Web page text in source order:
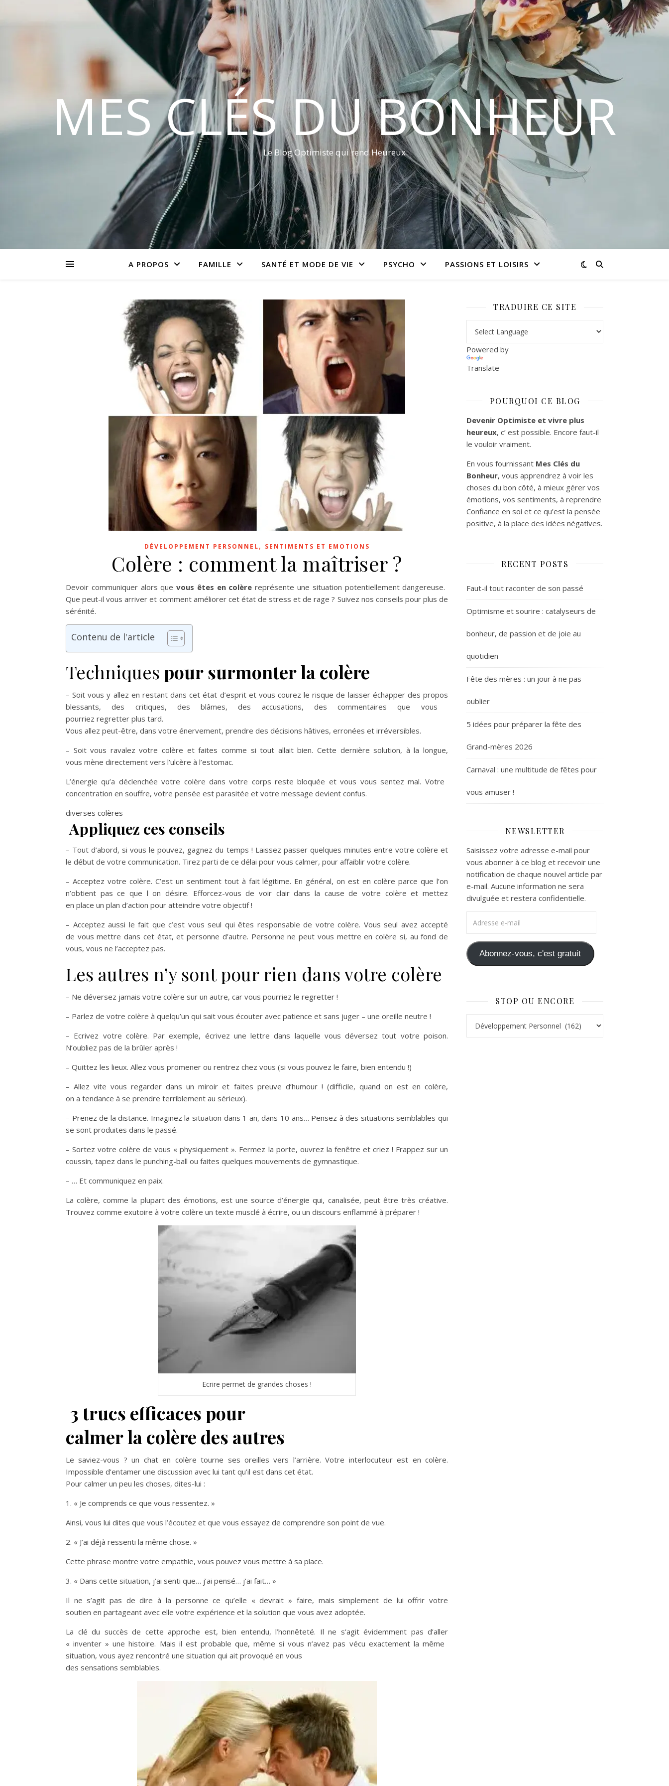
MES CLÉS DU BONHEUR
Le Blog Optimiste qui rend Heureux
A PROPOS FAMILLE SANTÉ ET MODE DE VIE PSYCHO PASSIONS ET LOISIRS
DÉVELOPPEMENT PERSONNEL, SENTIMENTS ET EMOTIONS
Colère : comment la maîtriser ?
Devoir communiquer alorsquevous êtes en colère représente une situation potentiellement dangereuse.
Que peut-il vous arriver et comment améliorer cet état de stress et de rage ? Suivez nos conseils pour plus de
sérénité.
Contenu de l'article
Techniquespour surmonter la colère
– Soit vous y allez en restant dans cet état d’esprit et vous courez le risque de laisser échapper des propos
blessants, des critiques, des blâmes, des accusations, des commentaires que vous
pourriez regretter plus tard.
Vous allez peut-être, dans votre énervement, prendre des décisions hâtives, erronées et irréversibles.
– Soit vous ravalez votrecolère et faites comme si tout allait bien. Cette dernière solution, à lalongue,
vous mène directement vers l’ulcère à l’estomac.
L’énergie qu’a déclenchéevotre colère dans votre corps reste bloquée et vous vous sentez mal. Votre
concentration en souffre, votre pensée est parasitée et votre message devient confus.
diverses colères
Appliquez ces conseils
– Tout d’abord, si vous lepouvez, gagnez du temps ! Laissez passer quelques minutes entre votre colère et
le début de votre communication. Tirez parti de ce délai pour vous calmer, pour affaiblir votre colère.
– Acceptez votre colère. C’est un sentiment tout à fait légitime. En général, onest en colère parce que l’on
n’obtient pas ce que l on désire. Efforcez-vous de voir clair dans la causede votre colère et mettez
en place un plan d’action pour atteindre votre objectif!
– Acceptez aussi le fait que c’est vous seul qui êtes responsable de votre colère. Vous seul avez accepté
de vous mettre dans cet état, et personne d’autre. Personne ne peut vous mettre en colère si, au fondde
vous, vous ne l’acceptez pas.
Les autres n’y sont pour rien dans votre colère
– Ne déversez jamais votre colère sur un autre, car vous pourriez le regretter !
– Parlez de votre colère à quelqu’un qui sait vous écouter avec patience et sans juger – une oreille neutre !
– Ecrivez votre colère. Parexemple, écrivez une lettre dans laquelle vous déverseztout votre poison.
N’oubliez pas de la brûler après !
– Quittez les lieux. Allez vous promener ou rentrez chez vous (si vous pouvez le faire, bien entendu !)
– Allez vite vous regarderdans un miroir et faites preuve d’humour ! (difficile, quand on est encolère,
on a tendance à se prendre terriblement au sérieux).
– Prenez de la distance. Imaginez la situation dans 1 an, dans 10 ans… Pensez à des situations semblables qui
se sont produites dans le passé.
– Sortez votre colère devous « physiquement ». Fermez la porte, ouvrez la fenêtre et criez ! Frappez sur un
coussin, tapez dans le punching-ball ou faites quelques mouvements de gymnastique.
– … Et communiquez en paix.
La colère, comme la plupart des émotions, est une source d’énergie qui, canalisée, peut être très créative.
Trouvez comme exutoire à votre colère un texte musclé à écrire, ou un discours enflammé à préparer !
Ecrire permet de grandes choses !
3 trucs efficaces pour
calmer la colère des autres
Le saviez-vous ? un chat en colère tourne ses oreilles vers l’arrière. Votre interlocuteur est en colère.
Impossible d’entamer une discussion avec lui tant qu’il est dans cet état.
Pour calmer un peu les choses, dites-lui :
1. « Je comprends ce que vous ressentez. »
Ainsi, vous lui dites que vous l’écoutez et que vous essayez de comprendre son point de vue.
2. « J’ai déjà ressenti la même chose. »
Cette phrase montre votre empathie, vous pouvez vous mettre à sa place.
3. « Dans cette situation, j’ai senti que… j’ai pensé… j’ai fait… »
Il ne s’agit pas de dire à la personne ce qu’elle « devrait » faire, mais simplement de lui offrir votre
soutien en partageant avec elle votre expérience et la solution que vous avez adoptée.
La clé du succès de cette approche est, bien entendu, l’honnêteté. Il ne s’agit évidemment pas d’aller
« inventer » une histoire. Mais il est probable que, même si vous n’avez pas vécu exactement la même
situation, vous ayez rencontré une situation qui ait provoqué en vous
des sensations semblables.
TRADUIRE CE SITE
Powered by
Translate
POURQUOI CE BLOG
Devenir Optimiste et vivre plus
heureux, c’ est possible. Encore faut-il
le vouloir vraiment.
En vous fournissant Mes Clés du
Bonheur, vous apprendrez à voir les
choses du bon côté, à mieux gérer vos
émotions, vos sentiments, à reprendre
Confiance en soi et ce qu’est la pensée
positive, à la place des idées négatives.
RECENT POSTS
Faut-il tout raconter de son passé
Optimisme et sourire : catalyseurs de
bonheur, de passion et de joie au
quotidien
Fête des mères : un jour à ne pas
oublier
5 idées pour préparer la fête des
Grand-mères 2026
Carnaval : une multitude de fêtes pour
vous amuser !
NEWSLETTER
Saisissez votre adresse e-mail pour
vous abonner à ce blog et recevoir une
notification de chaque nouvel article par
e-mail. Aucune information ne sera
divulguée et restera confidentielle.
Abonnez-vous, c'est gratuit
STOP OU ENCORE